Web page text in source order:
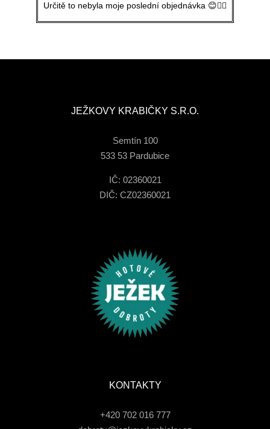
Určitě to nebyla moje poslední objednávka 😊👍🏻
JEŽKOVY KRABIČKY S.R.O.
Semtín 100
533 53 Pardubice
IČ: 02360021
DIČ: CZ02360021
KONTAKTY
+420 702 016 777